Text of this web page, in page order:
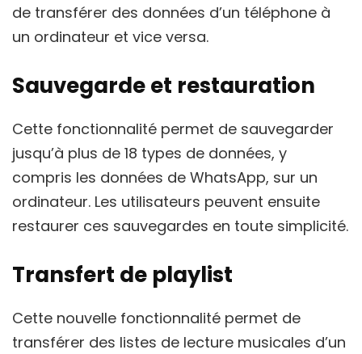
de transférer des données d’un téléphone à
un ordinateur et vice versa.
Sauvegarde et restauration
Cette fonctionnalité permet de sauvegarder
jusqu’à plus de 18 types de données, y
compris les données de WhatsApp, sur un
ordinateur. Les utilisateurs peuvent ensuite
restaurer ces sauvegardes en toute simplicité.
Transfert de playlist
Cette nouvelle fonctionnalité permet de
transférer des listes de lecture musicales d’un